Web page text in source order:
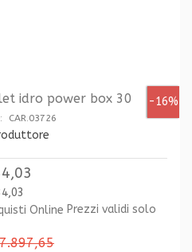
-16%
idro power box 30
CAR.03726
Prezzi validi solo